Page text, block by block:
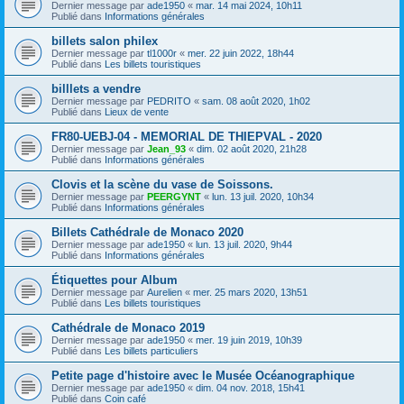
Dernier message par ade1950 « mar. 14 mai 2024, 10h11
Publié dans Informations générales
billets salon philex
Dernier message par tl1000r « mer. 22 juin 2022, 18h44
Publié dans Les billets touristiques
billlets a vendre
Dernier message par PEDRITO « sam. 08 août 2020, 1h02
Publié dans Lieux de vente
FR80-UEBJ-04 - MEMORIAL DE THIEPVAL - 2020
Dernier message par Jean_93 « dim. 02 août 2020, 21h28
Publié dans Informations générales
Clovis et la scène du vase de Soissons.
Dernier message par PEERGYNT « lun. 13 juil. 2020, 10h34
Publié dans Informations générales
Billets Cathédrale de Monaco 2020
Dernier message par ade1950 « lun. 13 juil. 2020, 9h44
Publié dans Informations générales
Étiquettes pour Album
Dernier message par Aurelien « mer. 25 mars 2020, 13h51
Publié dans Les billets touristiques
Cathédrale de Monaco 2019
Dernier message par ade1950 « mer. 19 juin 2019, 10h39
Publié dans Les billets particuliers
Petite page d'histoire avec le Musée Océanographique
Dernier message par ade1950 « dim. 04 nov. 2018, 15h41
Publié dans Coin café